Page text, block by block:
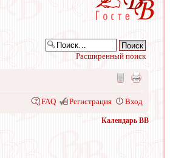
Расширенный поиск
FAQ Регистрация Вход
Календарь ВВ